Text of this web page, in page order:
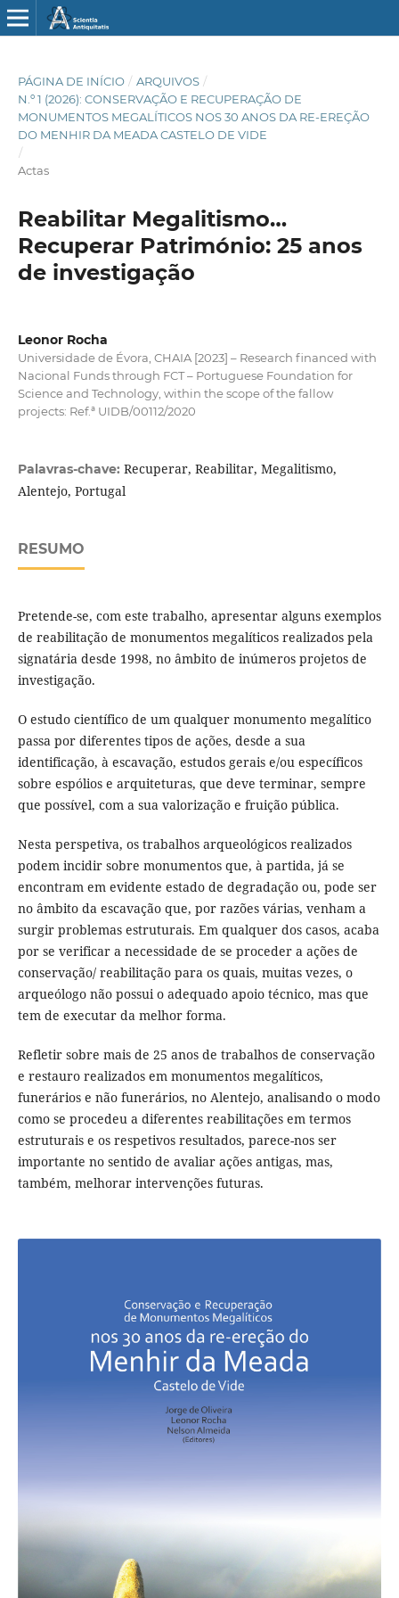
PÁGINA DE INÍCIO / ARQUIVOS /
N.º 1 (2026): CONSERVAÇÃO E RECUPERAÇÃO DE
MONUMENTOS MEGALÍTICOS NOS 30 ANOS DA RE-EREÇÃO
DO MENHIR DA MEADA CASTELO DE VIDE
/
Actas
Reabilitar Megalitismo…
Recuperar Património: 25 anos
de investigação
Leonor Rocha
Universidade de Évora, CHAIA [2023] – Research financed with
Nacional Funds through FCT – Portuguese Foundation for
Science and Technology, within the scope of the fallow
projects: Ref.ª UIDB/00112/2020
Palavras-chave: Recuperar, Reabilitar, Megalitismo,
Alentejo, Portugal
RESUMO
Pretende-se, com este trabalho, apresentar alguns exemplos
de reabilitação de monumentos megalíticos realizados pela
signatária desde 1998, no âmbito de inúmeros projetos de
investigação.
O estudo científico de um qualquer monumento megalítico
passa por diferentes tipos de ações, desde a sua
identificação, à escavação, estudos gerais e/ou específicos
sobre espólios e arquiteturas, que deve terminar, sempre
que possível, com a sua valorização e fruição pública.
Nesta perspetiva, os trabalhos arqueológicos realizados
podem incidir sobre monumentos que, à partida, já se
encontram em evidente estado de degradação ou, pode ser
no âmbito da escavação que, por razões várias, venham a
surgir problemas estruturais. Em qualquer dos casos, acaba
por se verificar a necessidade de se proceder a ações de
conservação/ reabilitação para os quais, muitas vezes, o
arqueólogo não possui o adequado apoio técnico, mas que
tem de executar da melhor forma.
Refletir sobre mais de 25 anos de trabalhos de conservação
e restauro realizados em monumentos megalíticos,
funerários e não funerários, no Alentejo, analisando o modo
como se procedeu a diferentes reabilitações em termos
estruturais e os respetivos resultados, parece-nos ser
importante no sentido de avaliar ações antigas, mas,
também, melhorar intervenções futuras.